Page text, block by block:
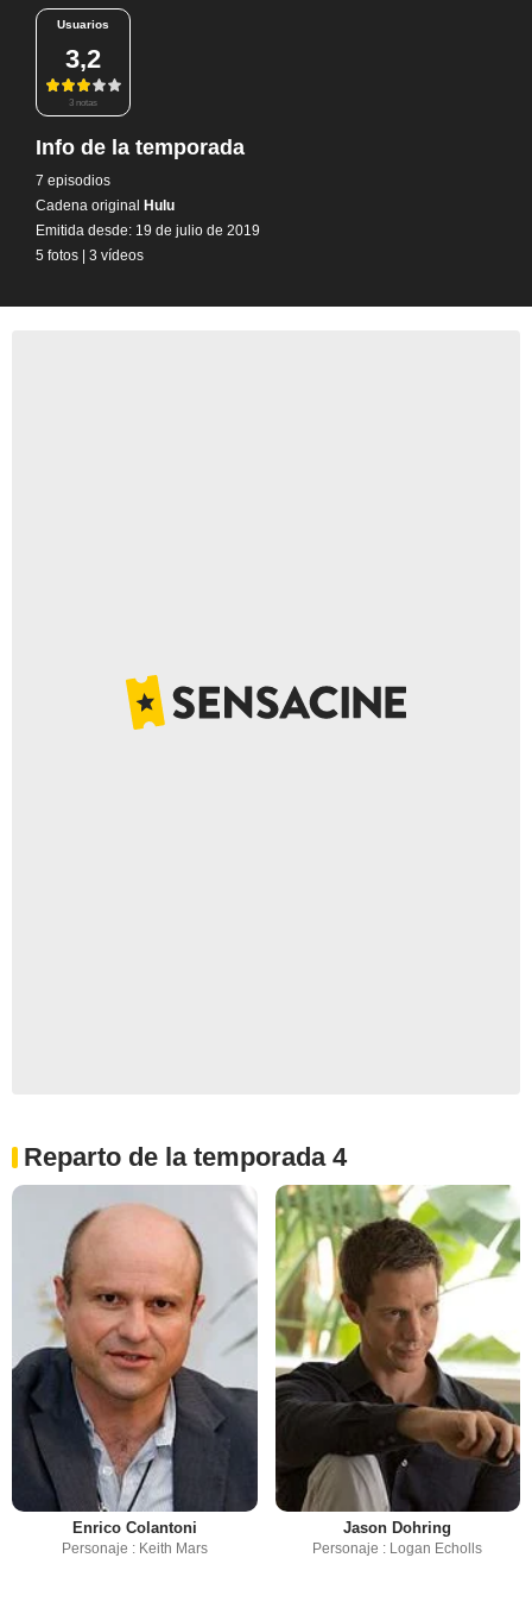
Usuarios
3,2
3 notas
Info de la temporada
7 episodios
Cadena original Hulu
Emitida desde: 19 de julio de 2019
5 fotos | 3 vídeos
Reparto de la temporada 4
Enrico Colantoni
Personaje : Keith Mars
Jason Dohring
Personaje : Logan Echolls